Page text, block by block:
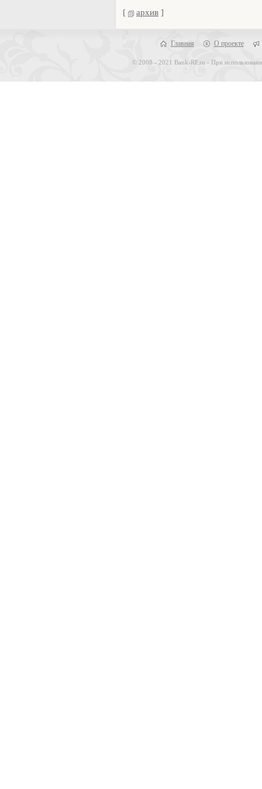
[ архив ]
Главная О проекте
© 2008 - 2021 Bank-RF.ru - При